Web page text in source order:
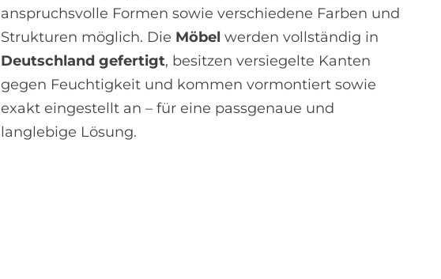
anspruchsvolle Formen sowie verschiedene Farben und
Strukturen möglich. Die Möbel werden vollständig in
Deutschland gefertigt, besitzen versiegelte Kanten
gegen Feuchtigkeit und kommen vormontiert sowie
exakt eingestellt an – für eine passgenaue und
langlebige Lösung.